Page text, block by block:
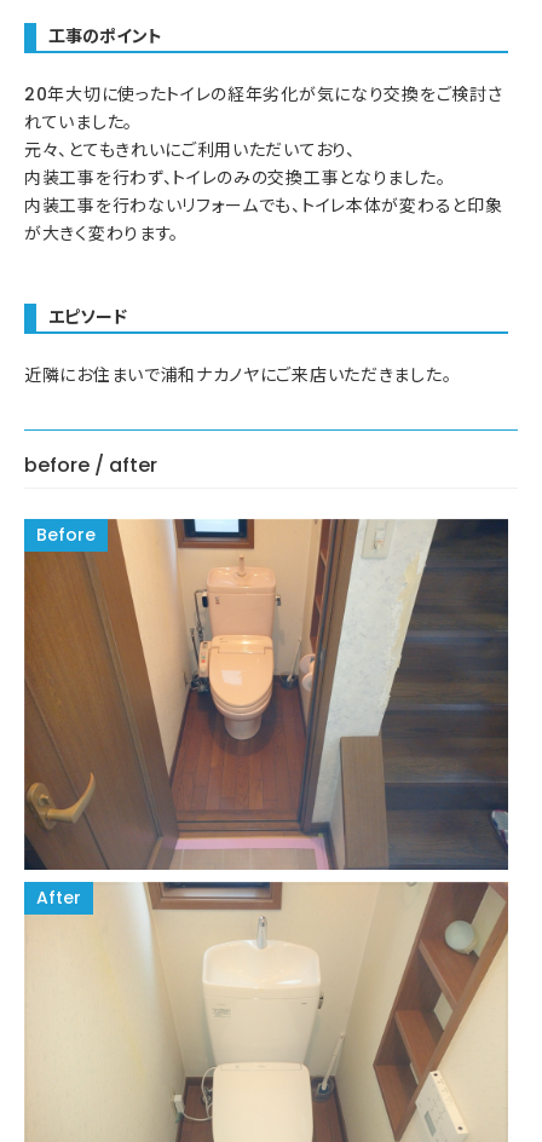
工事のポイント
20年大切に使ったトイレの経年劣化が気になり交換をご検討さ
れていました。
元々、とてもきれいにご利用いただいており、
内装工事を行わず、トイレのみの交換工事となりました。
内装工事を行わないリフォームでも、トイレ本体が変わると印象
が大きく変わります。
エピソード
近隣にお住まいで浦和ナカノヤにご来店いただきました。
before / after